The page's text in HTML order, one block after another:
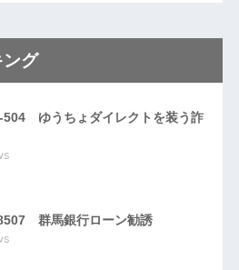
グ
504 ゆうちょダイレクトを装う詐
群馬銀行ローン勧誘